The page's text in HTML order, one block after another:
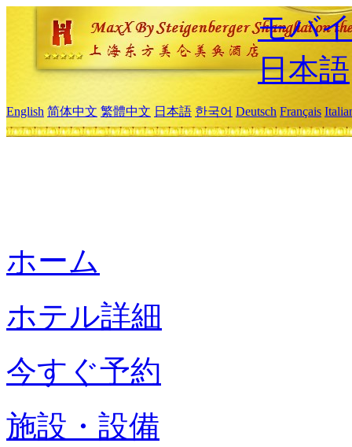
モバ
日本語
English 简体中文 繁體中文 日本語 한국어 Deutsch Français
ホーム
ホテル詳細
今すぐ予約
施設・設備